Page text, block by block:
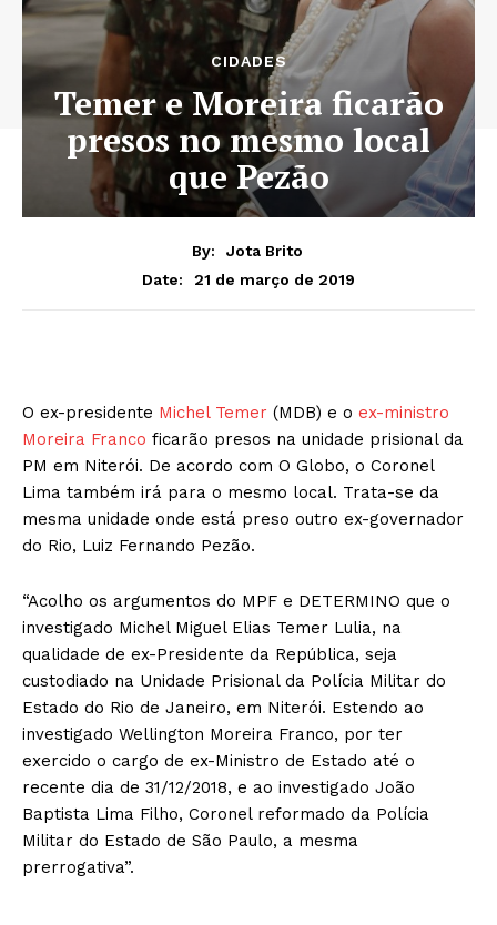
CIDADES
Temer e Moreira ficarão
presos no mesmo local
que Pezão
By:
Jota Brito
Date:
21 de março de 2019
O ex-presidente Michel Temer (MDB) e o ex-ministro
Moreira Franco ficarão presos na unidade prisional da
PM em Niterói. De acordo com O Globo, o Coronel
Lima também irá para o mesmo local. Trata-se da
mesma unidade onde está preso outro ex-governador
do Rio, Luiz Fernando Pezão.
“Acolho os argumentos do MPF e DETERMINO que o
investigado Michel Miguel Elias Temer Lulia, na
qualidade de ex-Presidente da República, seja
custodiado na Unidade Prisional da Polícia Militar do
Estado do Rio de Janeiro, em Niterói. Estendo ao
investigado Wellington Moreira Franco, por ter
exercido o cargo de ex-Ministro de Estado até o
recente dia de 31/12/2018, e ao investigado João
Baptista Lima Filho, Coronel reformado da Polícia
Militar do Estado de São Paulo, a mesma
prerrogativa”.